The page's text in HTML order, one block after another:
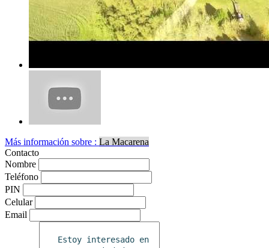
Más información sobre : La Macarena
Contacto
Nombre
Teléfono
PIN
Celular
Email